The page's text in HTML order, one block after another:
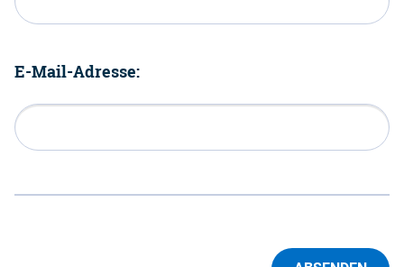
E-Mail-Adresse: